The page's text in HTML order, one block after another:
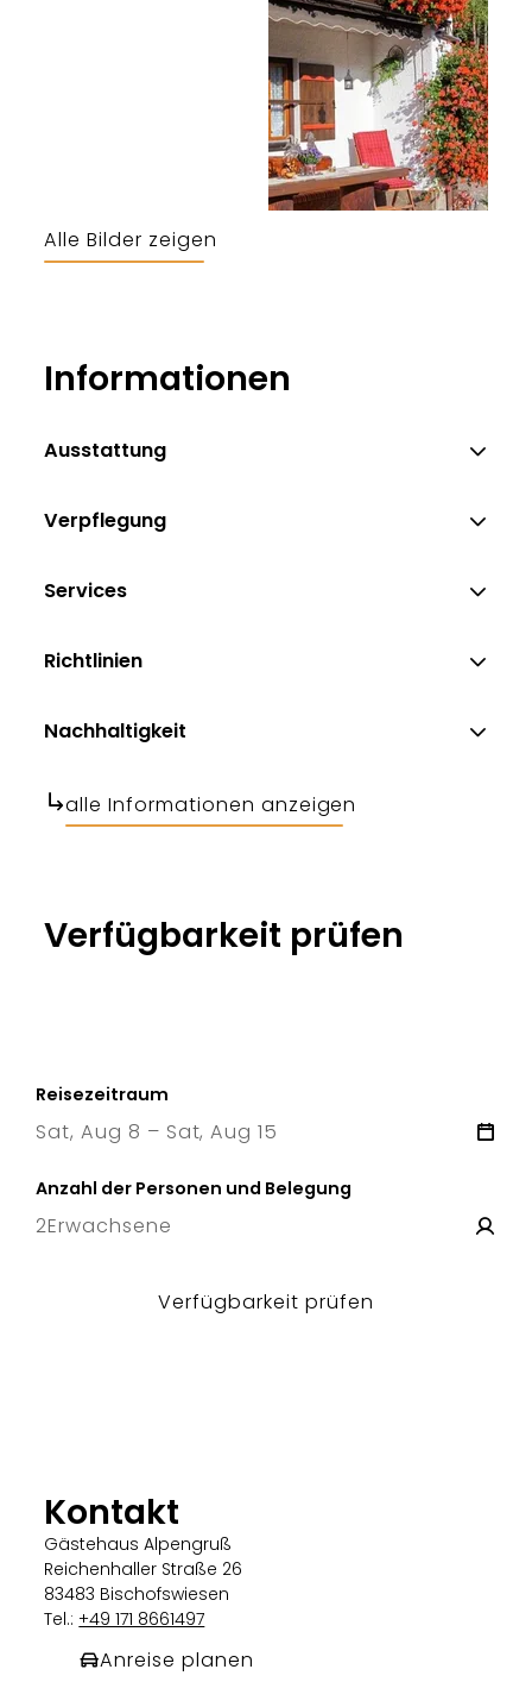
Alle Bilder zeigen
Informationen
Ausstattung
Verpflegung
Services
Richtlinien
Nachhaltigkeit
alle Informationen anzeigen
Verfügbarkeit prüfen
Reisezeitraum
Sat, Aug 8 – Sat, Aug 15
Anzahl der Personen und Belegung
2Erwachsene
Verfügbarkeit prüfen
Kontakt
Gästehaus Alpengruß
Reichenhaller Straße 26
83483 Bischofswiesen
Tel.:+49 171 8661497
Anreise planen